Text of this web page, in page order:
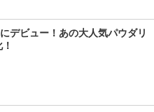
デビュー！あの大人気パウダリ